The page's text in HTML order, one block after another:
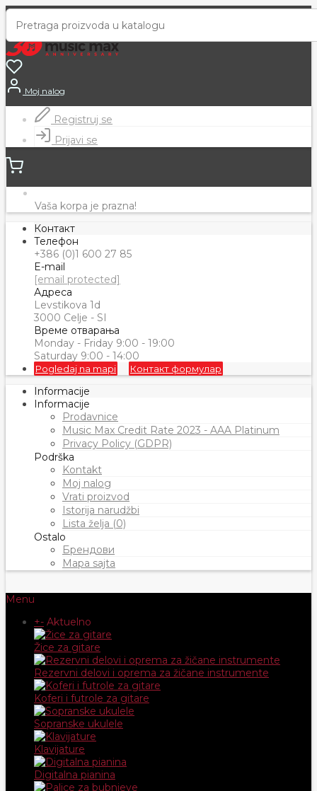
Moj nalog
Registruj se
Prijavi se
Vaša korpa je prazna!
Контакт
Телефон
+386 (0)1 600 27 85
E-mail
[email protected]
Адреса
Levstikova 1d
3000 Celje - SI
Време отварања
Monday - Friday 9:00 - 19:00
Saturday 9:00 - 14:00
Pogledaj na mapi Контакт формулар
Informacije
Informacije
Prodavnice
Music Max Credit Rate 2023 - AAA Platinum
Privacy Policy (GDPR)
Podrška
Kontakt
Moj nalog
Vrati proizvod
Istorija narudžbi
Lista želja (0)
Ostalo
Брендови
Mapa sajta
Menu
+- Aktuelno
Žice za gitare
Rezervni delovi i oprema za žičane instrumente
Koferi i futrole za gitare
Sopranske ukulele
Klavijature
Digitalna pianina